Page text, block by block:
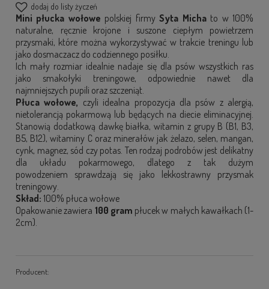
dodaj do listy życzeń
Mini płucka wołowe polskiej firmySyta Michato w 100%
naturalne, ręcznie krojone i suszone ciepłym powietrzem
przysmaki, które można wykorzystywać w trakcie treningu lub
jako dosmaczacz do codziennego posiłku.
Ich mały rozmiar idealnie nadaje się dla psów wszystkich ras
jako smakołyki treningowe, odpowiednie nawet dla
najmniejszych pupili oraz szczeniąt.
Płuca wołowe, czyli idealna propozycja dla psów z alergią,
nietolerancją pokarmową lub będących na diecie eliminacyjnej.
Stanowią dodatkową dawkę białka, witamin z grupy B (B1, B3,
B5, B12), witaminy C oraz minerałów jak żelazo, selen, mangan,
cynk, magnez, sód czy potas. Ten rodzaj podrobów jest delikatny
dla układu pokarmowego, dlatego z tak dużym
powodzeniem sprawdzają się jako lekkostrawny przysmak
treningowy.
Skład: 100% płuca wołowe
Opakowanie zawiera 100 gram płucek w małych kawałkach (1-
2cm).
Producent: